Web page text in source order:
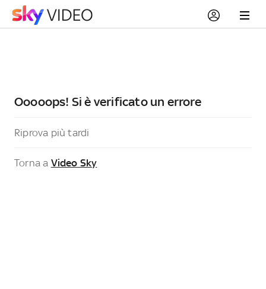
Ooooops! Si è verificato un errore
Riprova più tardi
Torna a Video Sky